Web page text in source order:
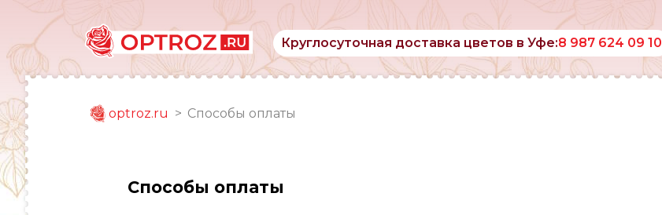
Круглосуточная доставка цветов в Уфе:8 987 624 09 10
optroz.ru Способы оплаты
Способы оплаты